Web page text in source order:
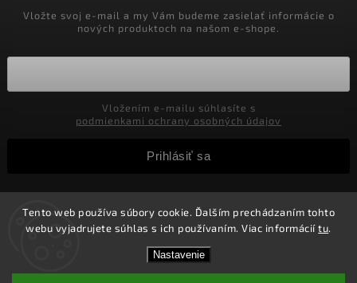
Tento web používa súbory cookie. Ďalším prechádzaním tohto
webu vyjadrujete súhlas s ich používaním. Viac informáciítu.
Nastavenie
Zľavy pre podnikateľov! Zaregistrujte sa a získajte v
košíku Zľavu 5%! Nie je možné kombinovať s inými
zľavami.
Vložte svoj e-mail a my Vám budeme zasielať informácie o
nových produktoch na našom e-shope.
podmienkami ochrany osobných údajov
Prihlásiť sa
Copyright 2026 Velkoobchod-salony.sk. Všetky práva
vyhradené.
Shoptet| Design